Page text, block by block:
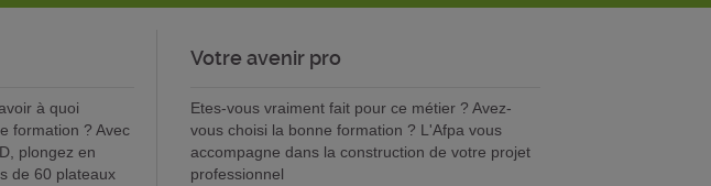
à quoi
formation ? Avec
plongez en
de 60 plateaux
Votre avenir pro
Etes-vous vraiment fait pour ce métier ? Avez-
vous choisi la bonne formation ? L'Afpa vous
accompagne dans la construction de votre projet
professionnel